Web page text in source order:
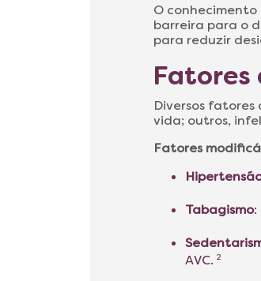
O
barreira para o
para reduzir
Fatores
Diversos fatores
vida; outros,
Fatores
Tabagismo:
AVC. 2